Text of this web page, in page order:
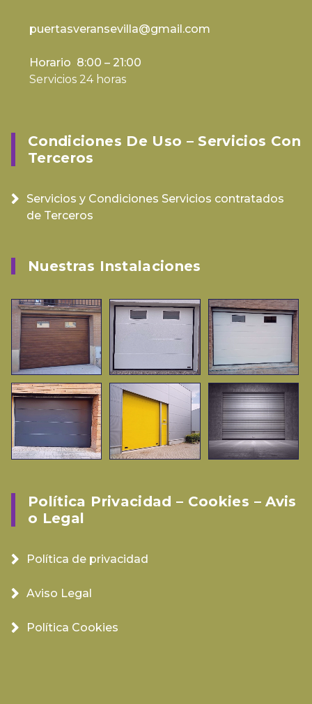
puertasveransevilla@gmail.com
Horario 8:00 – 21:00
Servicios 24 horas
Condiciones De Uso – Servicios Con
Terceros
Servicios y Condiciones Servicios contratados
de Terceros
Nuestras Instalaciones
Política Privacidad – Cookies – Avis
O Legal
Política de privacidad
Aviso Legal
Política Cookies